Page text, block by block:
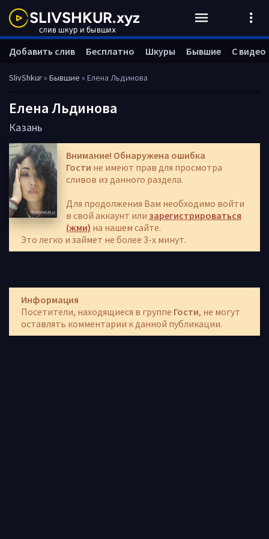
SlivShkur» Бывшие » Елена Льдинова
Елена Льдинова
Казань
Внимание! Обнаружена ошибка
Гости не имеют прав для просмотра
сливов из данного раздела.
Для продолжения Вам необходимо войти
в свой аккаунт или зарегистрироваться
(жми) на нашем сайте.
Это легко и займет не более 3-х минут.
Информация
Посетители, находящиеся в группе Гости, не могут
оставлять комментарии к данной публикации.
Добавить слив Бесплатно Шкуры Бывшие С видео